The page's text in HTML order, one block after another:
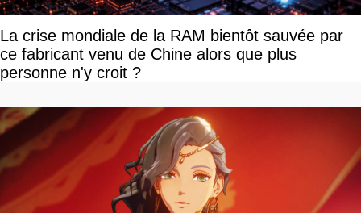
La crise mondiale de la RAM bientôt sauvée par
ce fabricant venu de Chine alors que plus
personne n'y croit ?